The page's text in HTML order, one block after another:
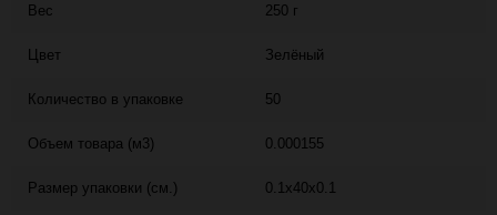
Вес 250 г
Цвет Зелёный
Количество в упаковке 50
Объем товара (м3) 0.000155
Размер упаковки (см.) 0.1x40x0.1